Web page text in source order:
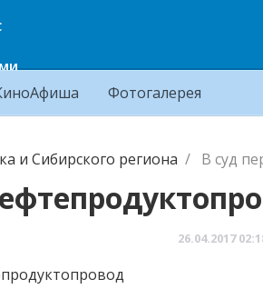
Фотогалерея
и Сибирского региона В суд
26.04.2017